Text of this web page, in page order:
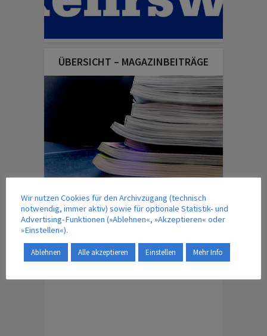
ÜBERSICHT – MAGAZINBEITRÄGE
IM VERLAG ERSCHEINT AUCH …
ENGLISH EDITION
Wir nutzen Cookies für den Archivzugang (technisch
notwendig, immer aktiv) sowie für optionale Statistik- und
Advertising-Funktionen (»Ablehnen«, »Akzeptieren« oder
»Einstellen«).
Ablehnen Alle akzeptieren Einstellen Mehr Info